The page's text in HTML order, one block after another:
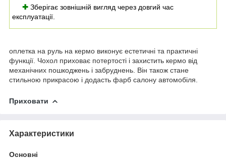
✚ Зберігає зовнішній вигляд через довгий час
експлуатації.
оплетка на руль на кермо виконує естетичні та практичні
функції. Чохол приховає потертості і захистить кермо від
механічних пошкоджень і забруднень. Він також стане
стильною прикрасою і додасть фарб салону автомобіля.
Приховати
Характеристики
Основні